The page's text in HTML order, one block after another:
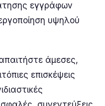
εγγράφων
υψηλού
άμεσες,
επισκέψεις